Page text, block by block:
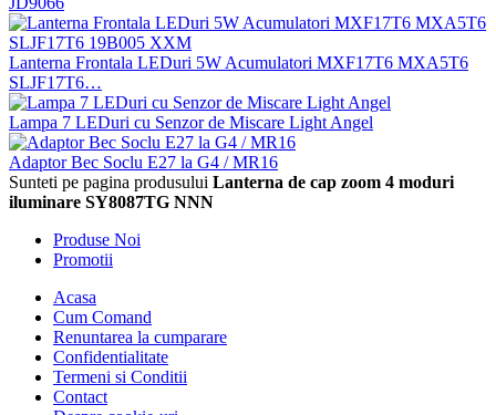
Lanterna Frontala LEDuri 5W Acumulatori MXF17T6 MXA5T6
SLJF17T6…
Lampa 7 LEDuri cu Senzor de Miscare Light Angel
Adaptor Bec Soclu E27 la G4 / MR16
Sunteti pe pagina produsului Lanterna de cap zoom 4 moduri
iluminare SY8087TG NNN
Produse Noi
Promotii
Acasa
Cum Comand
Renuntarea la cumparare
Confidentialitate
Termeni si Conditii
Contact